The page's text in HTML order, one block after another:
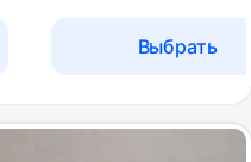
Выбрать